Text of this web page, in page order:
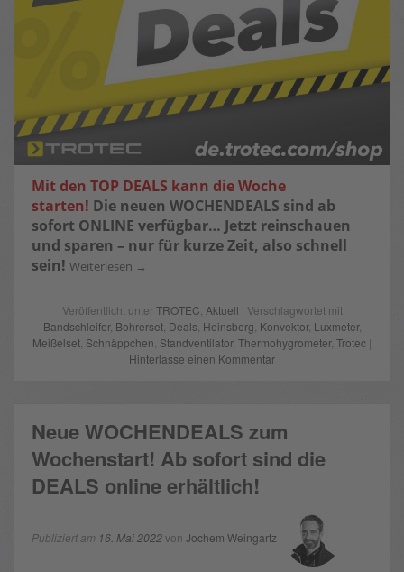
Mit den TOP DEALS kann die Woche
starten! Die neuen WOCHENDEALS sind ab
sofort ONLINE verfügbar… Jetzt reinschauen
und sparen – nur für kurze Zeit, also schnell
sein! Weiterlesen
Veröffentlicht unterTROTEC Aktuell | Verschlagwortet mit
Bandschleifer, Bohrerset, Deals Heinsberg Konvektor, Luxmeter,
Meißelset Schnäppchen Standventilator, Thermohygrometer, Trotec |
Hinterlasse einen Kommentar
Neue WOCHENDEALS zum
Wochenstart! Ab sofort sind die
DEALS online erhältlich!
Publiziert am 16. Mai 2022von Jochem Weingartz